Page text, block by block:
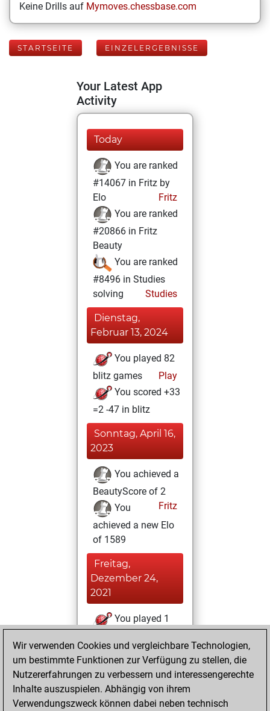
Keine Drills auf Mymoves.chessbase.com
STARTSEITE EINZELERGEBNISSE
Your Latest App
Activity
Today
You are ranked
#14067 in Fritz by
Elo
Fritz
You are ranked
#20866 in Fritz
Beauty
You are ranked
#8496 in Studies
solving
Studies
Dienstag,
Februar 13, 2024
You played 82
blitz games
Play
You scored +33
=2 -47 in blitz
Sonntag, April 16,
2023
You achieved a
BeautyScore of 2
Fritz
You
achieved a new Elo
of 1589
Freitag,
Dezember 24,
2021
You played 1
You scored +0
=0 -1 in bullet
Freitag,
Dezember 17, 2021
Wir verwenden Cookies und vergleichbare Technologien,
um bestimmte Funktionen zur Verfügung zu stellen, die
Nutzererfahrungen zu verbessern und interessengerechte
Inhalte auszuspielen. Abhängig von ihrem
Verwendungszweck können dabei neben technisch